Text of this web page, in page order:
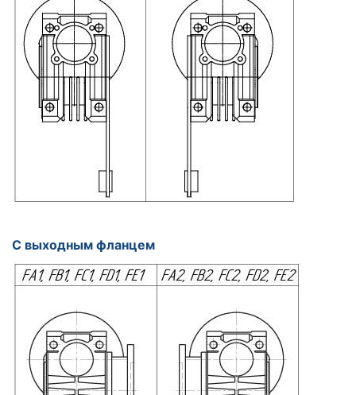
С выходным фланцем